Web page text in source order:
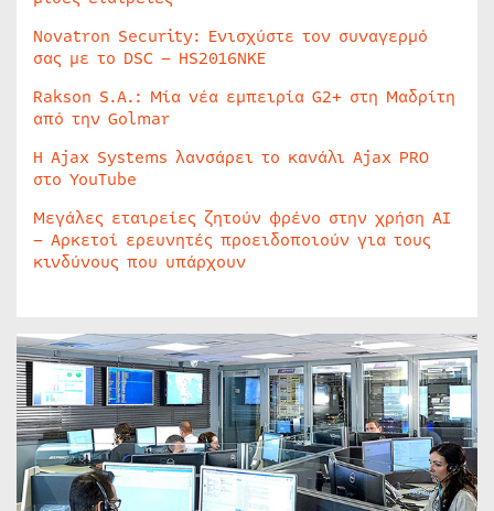
Novatron Security: Ενισχύστε τον συναγερμό
σας με το DSC – HS2016NKE
Rakson S.A.: Μία νέα εμπειρία G2+ στη Μαδρίτη
από την Golmar
Η Ajax Systems λανσάρει το κανάλι Ajax PRO
στο YouTube
Μεγάλες εταιρείες ζητούν φρένο στην χρήση AI
– Αρκετοί ερευνητές προειδοποιούν για τους
κινδύνους που υπάρχουν